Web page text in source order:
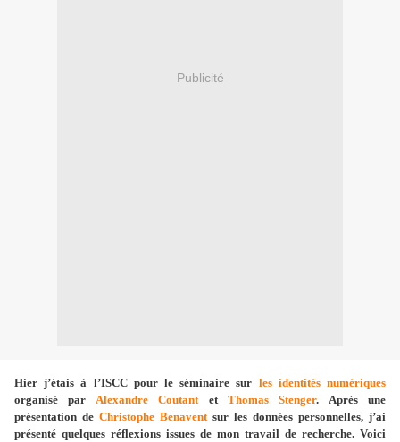
Publicité
Hier j’étais à l’ISCC pour le séminaire sur les identités numériques
organisé par Alexandre Coutantet Thomas Stenger. Après une
présentation de Christophe Benaventsur les données personnelles, j’ai
présenté quelques réflexions issues de mon travail de recherche. Voici